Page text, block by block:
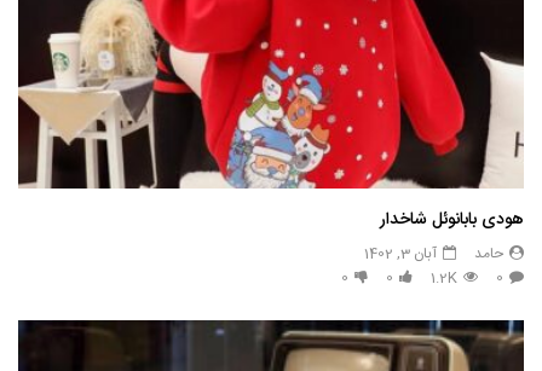
هودی بابانوئل شاخدار
حامد
آبان 3, 1402
0
1.2K
0
0